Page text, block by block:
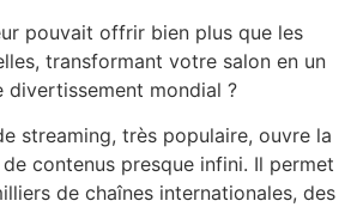
pouvait offrir bien plus que les
transformant votre salon en un
divertissement mondial ?
streaming, très populaire, ouvre la
contenus presque infini. Il permet
de chaînes internationales, des